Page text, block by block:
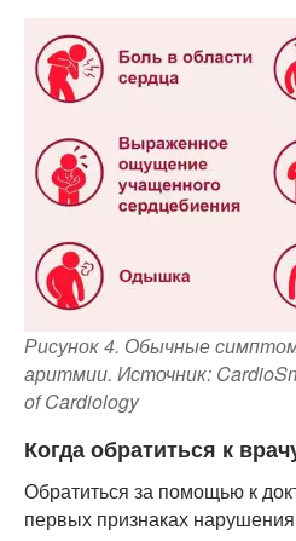
Рисунок 4. Обычные
аритмии. Источник:
of Cardiology
Когда обратиться к
Обратиться за помощью к
первых признаках